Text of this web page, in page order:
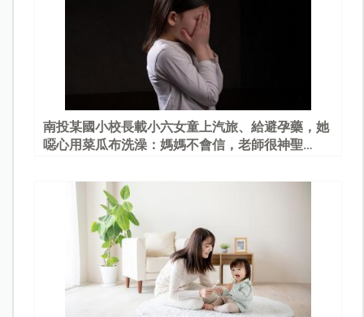
南投某國小校長載小六女童上汽旅、給避孕藥，她
噁心用菜瓜布洗澡：媽媽不會信，老師很神聖…